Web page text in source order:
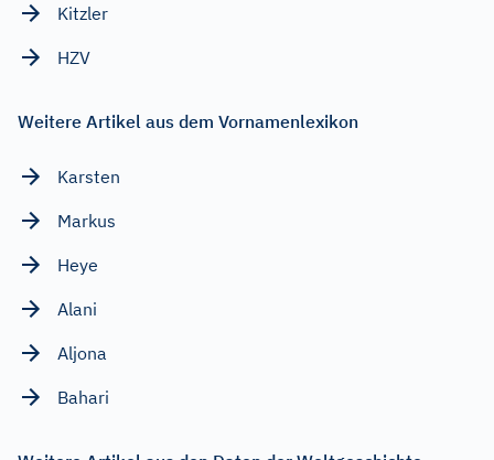
Kitzler
HZV
Weitere Artikel aus dem Vornamenlexikon
Karsten
Markus
Heye
Alani
Aljona
Bahari